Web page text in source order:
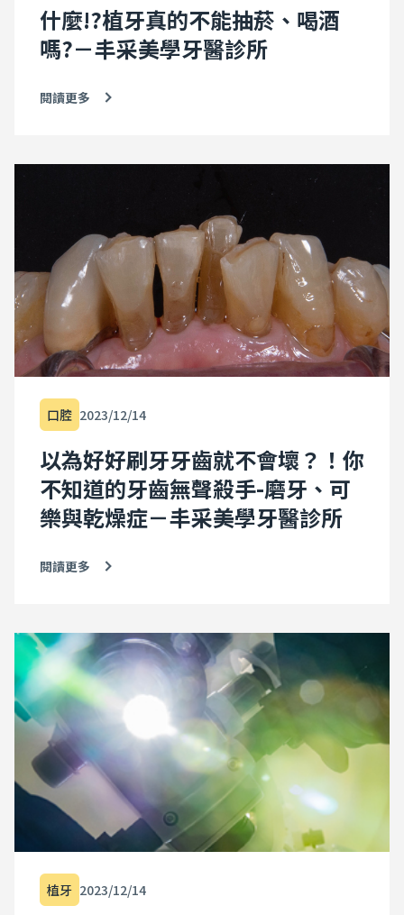
什麼!?植牙真的不能抽菸、喝酒
嗎?－丰采美學牙醫診所
閱讀更多
口腔 2023/12/14
以為好好刷牙牙齒就不會壞？！你
不知道的牙齒無聲殺手-磨牙、可
樂與乾燥症－丰采美學牙醫診所
閱讀更多
植牙 2023/12/14